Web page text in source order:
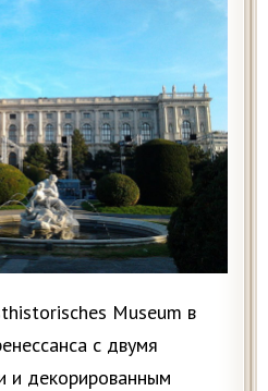
Museum в
с двумя
и декорированным